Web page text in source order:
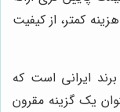
کمتر، از کیفیت
ایرانی است که
یک گزینه مقرون